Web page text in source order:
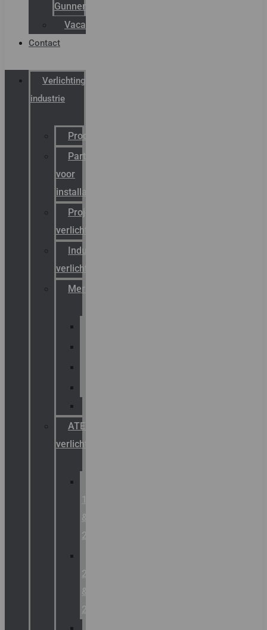
Gunneman
Vacatures
Contact
Verlichting
industrie
Productcatalogus
Partner
voor
installateurs
Projectreferenties
verlichting
Industriële
verlichting
Merken
ATEX
verlichting
1
&
2
21
&
22